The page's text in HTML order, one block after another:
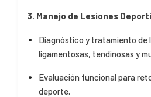
3. Manejo de Lesiones
Diagnóstico y tratamiento de
ligamentosas, tendinosas y
Evaluación funcional para
deporte.